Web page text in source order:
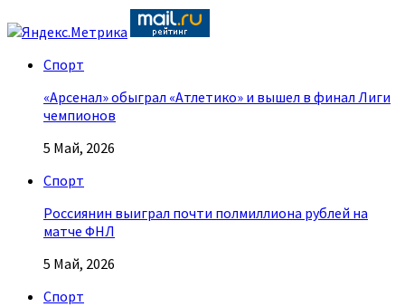
Спорт
«Арсенал» обыграл «Атлетико» и вышел в финал Лиги
чемпионов
5 Май, 2026
Спорт
Россиянин выиграл почти полмиллиона рублей на
матче ФНЛ
5 Май, 2026
Спорт